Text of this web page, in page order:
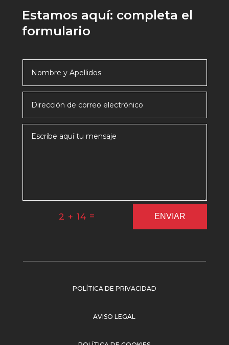
Estamos aquí: completa el
formulario
2 + 14 = ENVIAR
POLÍTICA DE PRIVACIDAD
AVISO LEGAL